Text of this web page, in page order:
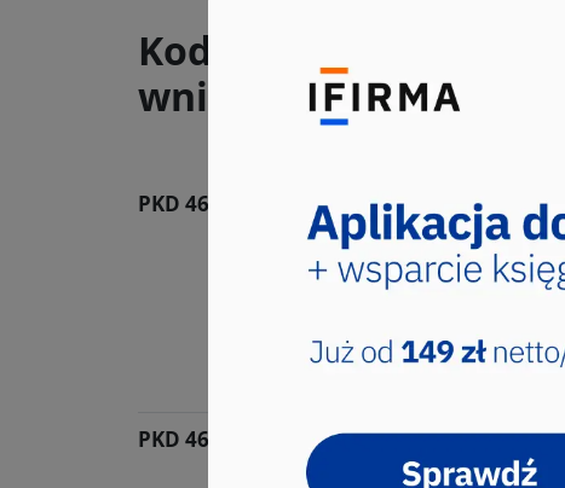
Kody PKD, które
wnioskach CEIDG-1
PKD 46.19.Z
Działalność agentów
różnego rodzaju
Sekcja ta obejmuje: - sprzedaż
Kod PKD wybrało 62
PKD 46.16.Z
Działalność agentów
tekstylnych, odzieży,